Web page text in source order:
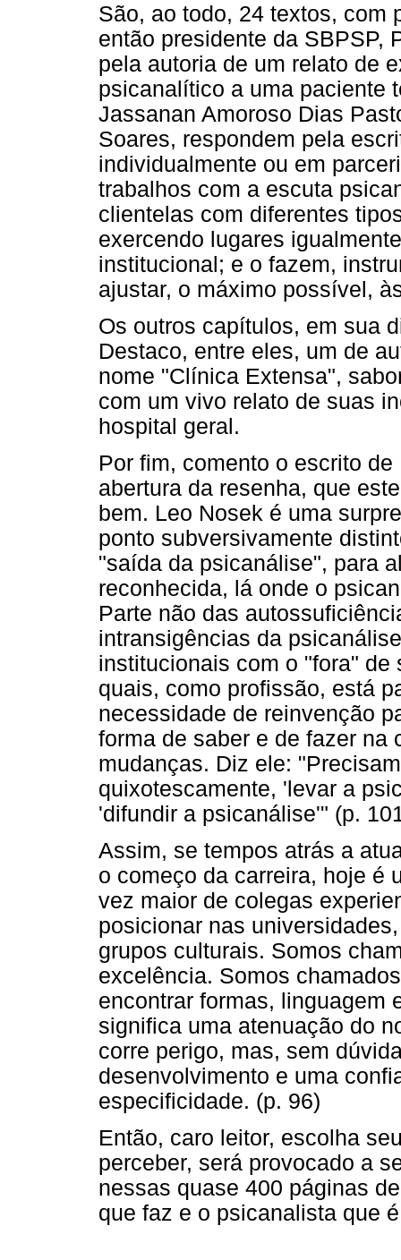
São, ao todo, 24 textos, com
então presidente da SBPSP,
pela autoria de um relato de
psicanalítico a uma paciente
Jassanan Amoroso Dias
Soares, respondem pela
individualmente ou em
trabalhos com a escuta
clientelas com diferentes
exercendo lugares
institucional; e o fazem,
ajustar, o máximo possível,
Os outros capítulos, em sua
Destaco, entre eles, um de
nome "Clínica Extensa",
com um vivo relato de suas
hospital geral.
Por fim, comento o escrito
abertura da resenha, que
bem. Leo Nosek é uma
ponto subversivamente
"saída da psicanálise", para
reconhecida, lá onde o
Parte não das
intransigências da
institucionais com o "fora"
quais, como profissão, está
necessidade de reinvenção
forma de saber e de fazer na
mudanças. Diz ele:
quixotescamente, 'levar a
'difundir a psicanálise'" (p.
Assim, se tempos atrás a
o começo da carreira, hoje é
vez maior de colegas
posicionar nas
grupos culturais. Somos
excelência. Somos
encontrar formas, linguagem
significa uma atenuação do
corre perigo, mas, sem
desenvolvimento e uma
especificidade. (p. 96)
Então, caro leitor, escolha
perceber, será provocado a
nessas quase 400 páginas
que faz e o psicanalista que